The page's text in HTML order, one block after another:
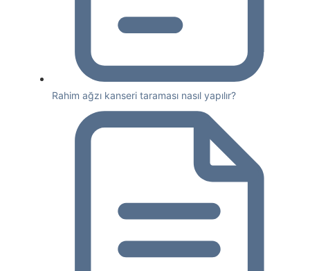
Rahim ağzı kanseri taraması nasıl yapılır?